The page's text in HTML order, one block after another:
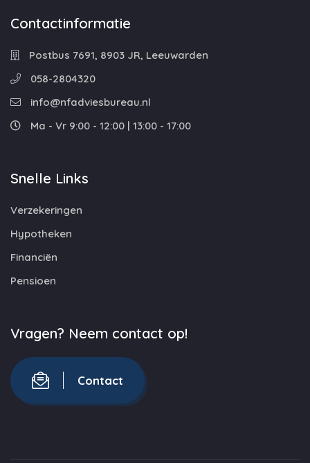
Contactinformatie
Postbus 7691, 8903 JR, Leeuwarden
058-2804320
info@nfadviesbureau.nl
Ma - Vr 9:00 - 12:00 | 13:00 - 17:00
Snelle Links
Verzekeringen
Hypotheken
Financiën
Pensioen
Vragen? Neem contact op!
Contact